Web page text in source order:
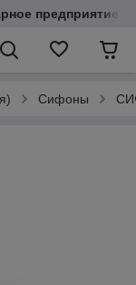
предприятие
Сифоны